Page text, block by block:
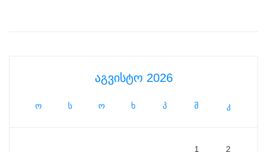
აგვისტო 2026
ო ს ო ხ პ შ კ
1 2